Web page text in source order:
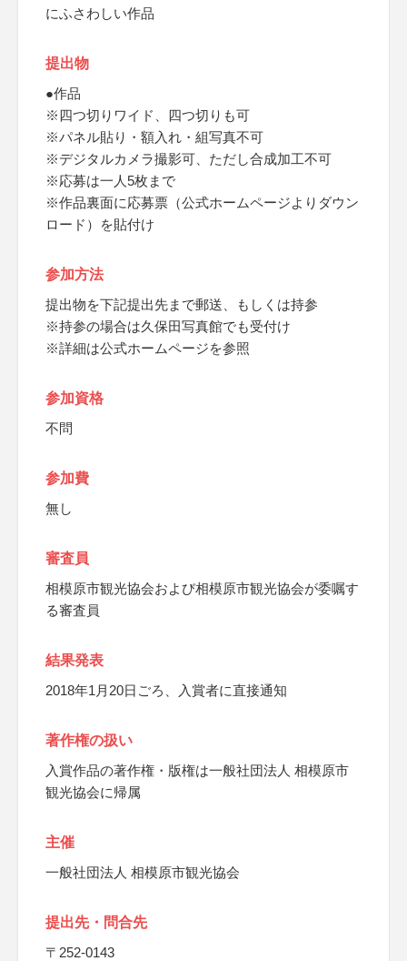
にふさわしい作品
提出物
●作品
※四つ切りワイド、四つ切りも可
※パネル貼り・額入れ・組写真不可
※デジタルカメラ撮影可、ただし合成加工不可
※応募は一人5枚まで
※作品裏面に応募票（公式ホームページよりダウン
ロード）を貼付け
参加方法
提出物を下記提出先まで郵送、もしくは持参
※持参の場合は久保田写真館でも受付け
※詳細は公式ホームページを参照
参加資格
不問
参加費
無し
審査員
相模原市観光協会および相模原市観光協会が委嘱す
る審査員
結果発表
2018年1月20日ごろ、入賞者に直接通知
著作権の扱い
入賞作品の著作権・版権は一般社団法人 相模原市
観光協会に帰属
主催
一般社団法人 相模原市観光協会
提出先・問合先
〒252-0143